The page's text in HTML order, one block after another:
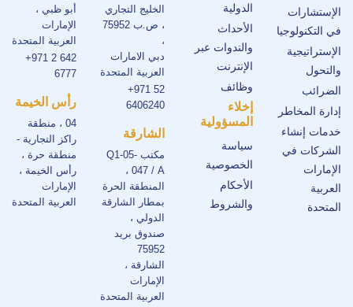
الإستشارات
في التكنولوجيا
الإستراتيجية
والتحول
الضرائب
إدارة المخاطر
خدمات إنشاء
الشركات في
الإمارات
العربية
المتحدة
الدولية
الأحداث
والندوات عبر
الإنترنت
وظائف
إخلاء
المسؤولية
سياسة
الخصوصية
الأحكام
والشروط
الخليج التجاري
، ص.ب 75952
،
دبي الامارات
العربية المتحدة
+971 52
6406240
الشارقة
مكتب Q1-05-
047 / A ،
المنطقة الحرة
بمطار الشارقة
الدولي ،
صندوق بريد
75952
الشارقة ،
الإمارات
العربية المتحدة
أبو ظبي ،
الإمارات
العربية المتحدة
+971 2 642
6777
رأس الخيمة
04 ، منطقة
راكز التجارية -
منطقة حرة ،
رأس الخيمة ،
الإمارات
العربية المتحدة